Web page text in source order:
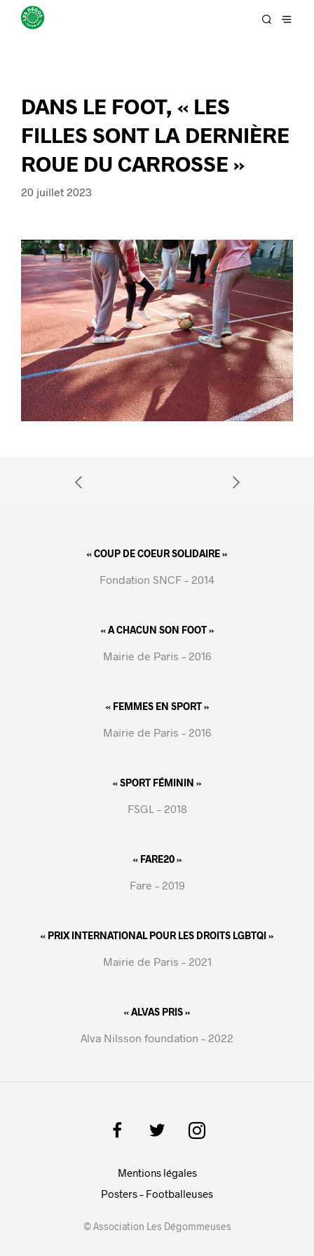
DANS LE FOOT, « LES
FILLES SONT LA DERNIÈRE
ROUE DU CARROSSE »
20 juillet 2023
« COUP DE COEUR SOLIDAIRE »
Fondation SNCF – 2014
« A CHACUN SON FOOT »
Mairie de Paris – 2016
« FEMMES EN SPORT »
Mairie de Paris – 2016
« SPORT FÉMININ »
FSGL – 2018
« FARE20 »
Fare – 2019
« PRIX INTERNATIONAL POUR LES DROITS LGBTQI »
Mairie de Paris – 2021
« ALVAS PRIS »
Alva Nilsson foundation – 2022
Mentions légales
Posters – Footballeuses
© Association Les Dégommeuses